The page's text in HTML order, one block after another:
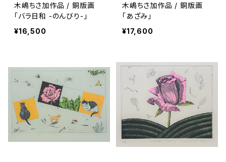
木嶋ちさ加作品 / 銅版画
「バラ日和 -のんびり-」
¥16,500
木嶋ちさ加作品 / 銅版画
「あざみ」
¥17,600